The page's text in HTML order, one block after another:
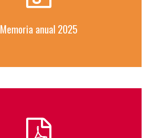
Memoria anual 2025